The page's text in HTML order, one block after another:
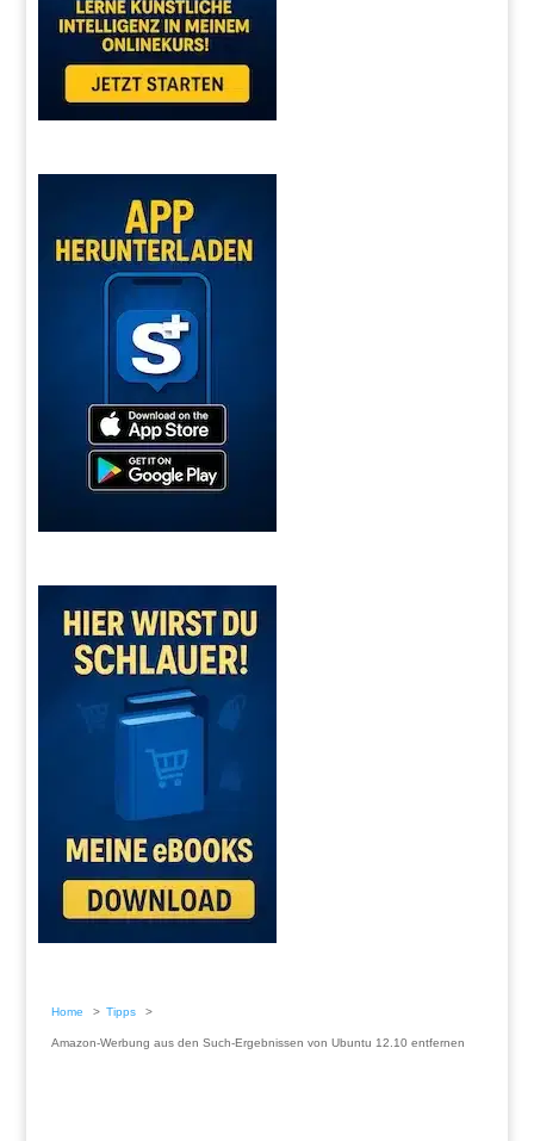
Home Tipps
Amazon-Werbung aus den Such-Ergebnissen von Ubuntu 12.10 entfernen